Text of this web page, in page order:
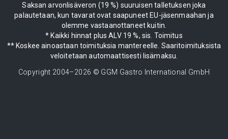
Saksan arvonlisäveron (19 %) suuruisen talletuksen joka
palautetaan, kun tavarat ovat saapuneet EU-jäsenmaahan ja
olemme vastaanottaneet kuitin.
* Kaikki hinnat plus ALV 19 %, sis. Toimitus
** Koskee ainoastaan toimituksia mantereelle. Saaritoimituksista
veloitetaan automaattisesti lisämaksu.
Copyright 2004–2026 © GGM Gastro International GmbH